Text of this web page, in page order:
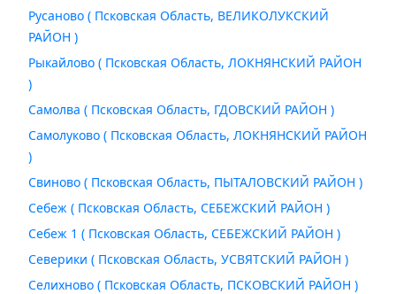
Русаново ( Псковская Область, ВЕЛИКОЛУКСКИЙ
РАЙОН )
Рыкайлово ( Псковская Область, ЛОКНЯНСКИЙ РАЙОН
)
Самолва ( Псковская Область, ГДОВСКИЙ РАЙОН )
Самолуково ( Псковская Область, ЛОКНЯНСКИЙ РАЙОН
)
Свиново ( Псковская Область, ПЫТАЛОВСКИЙ РАЙОН )
Себеж ( Псковская Область, СЕБЕЖСКИЙ РАЙОН )
Себеж 1 ( Псковская Область, СЕБЕЖСКИЙ РАЙОН )
Северики ( Псковская Область, УСВЯТСКИЙ РАЙОН )
Селихново ( Псковская Область, ПСКОВСКИЙ РАЙОН )